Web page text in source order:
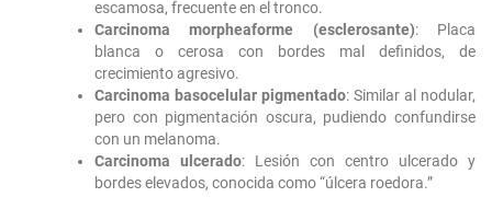
escamosa, frecuente en el tronco.
Carcinoma morpheaforme (esclerosante): Placa
blanca o cerosa con bordes mal definidos, de
crecimiento agresivo.
Carcinoma basocelular pigmentado: Similar al nodular,
pero con pigmentación oscura, pudiendo confundirse
con un melanoma.
Carcinoma ulcerado: Lesión con centro ulcerado y
bordes elevados, conocida como “úlcera roedora.”